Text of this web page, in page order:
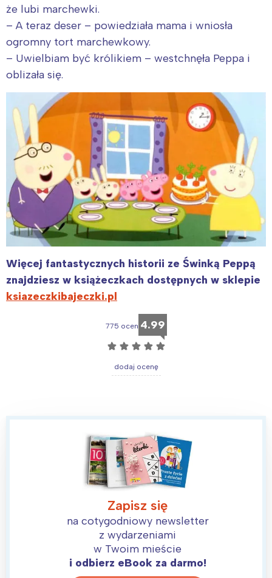
że lubi marchewki.
– A teraz deser – powiedziała mama i wniosła
ogromny tort marchewkowy.
– Uwielbiam być królikiem – westchnęła Peppa i
oblizała się.
Więcej fantastycznych historii ze Świnką Peppą
znajdziesz w książeczkach dostępnych w sklepie
ksiazeczkibajeczki.pl
775 ocen 4.99
☆ ☆ ☆ ☆ ☆
dodaj ocenę
Zapisz się
na cotygodniowy newsletter
z wydarzeniami
w Twoim mieście
i odbierz eBook za darmo!
Interesują mnie wydarzenia z
tego regionu:
Trójmiasto
Wrocław
Śląsk
Kraków
Południe
Północ
Wszystkie